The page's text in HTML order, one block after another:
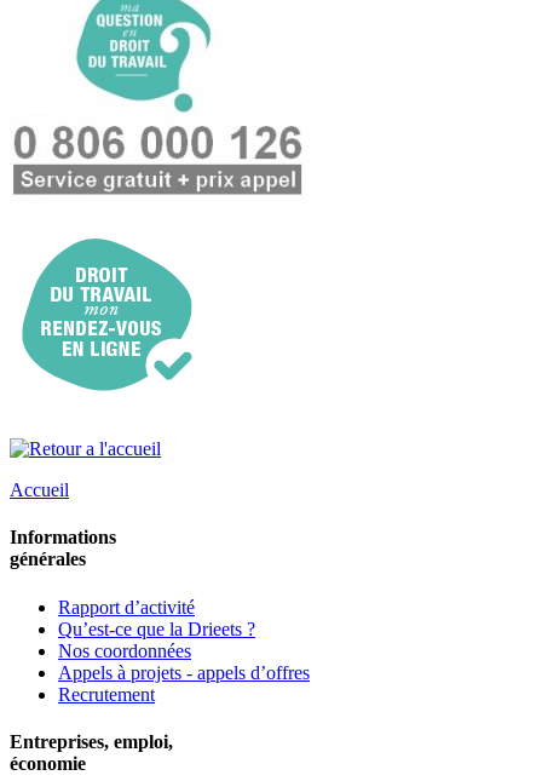
Accueil
Informations
générales
Rapport d’activité
Qu’est-ce que la Drieets ?
Nos coordonnées
Appels à projets - appels d’offres
Recrutement
Entreprises, emploi,
économie